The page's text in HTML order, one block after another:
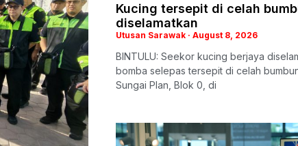
Kucing tersepit di celah
diselamatkan
Utusan Sarawak August 8, 2026
BINTULU: Seekor kucing berjaya
bomba selepas tersepit di celah
Sungai Plan, Blok 0, di